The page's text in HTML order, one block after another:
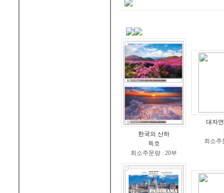
한국의 산하
특호
최소주문량 : 20부
대자
최소주